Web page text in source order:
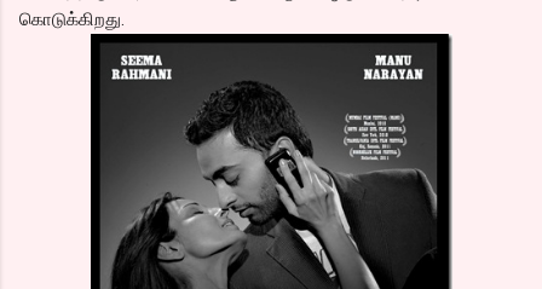
கொடுக்கிறது.